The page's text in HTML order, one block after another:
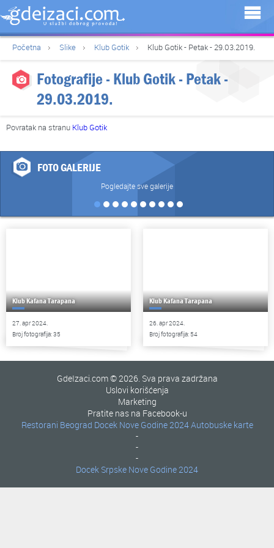
Početna Slike Klub Gotik Klub Gotik - Petak - 29.03.2019.
Fotografije - Klub Gotik - Petak -
29.03.2019.
Povratak na stranu Klub Gotik
FOTO GALERIJE
Pogledajte sve galerije
Klub Kafana Tarapana
27. apr 2024.
Broj fotografija: 35
Klub Kafana Tarapana
26. apr 2024.
Broj fotografija: 54
GdeIzaci.com © 2026. Sva prava zadržana
Uslovi korišćenja
Marketing
Pratite nas na Facebook-u
Restorani Beograd
-
Docek Nove Godine 2024
-
Autobuske karte
-
Docek Srpske Nove Godine 2024